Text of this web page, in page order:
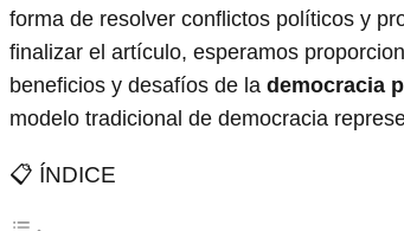
forma de resolver conflictos políticos y
finalizar el artículo, esperamos
beneficios y desafíos de la democracia
modelo tradicional de democracia
📋 ÍNDICE